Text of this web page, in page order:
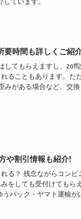
時間も詳しくご紹
してもらえますし、zoff
ることもあります。た
みがある場合など、交換
や割引情報も紹介!
る？ 残念ながらコンビ
をしても受付けてもら
パック・ヤマト運輸が